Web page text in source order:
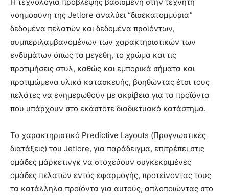
νοημοσύνη της Jetlore αναλύει “δισεκατομμύρια”
δεδομένα πελατών και δεδομένα προϊόντων,
συμπεριλαμβανομένων των χαρακτηριστικών των
ενδυμάτων όπως τα μεγέθη, το χρώμα και τις
προτιμήσεις στυλ, καθώς και εμπορικά σήματα και
προτιμώμενα υλικά κατασκευής, βοηθώντας έτσι τους
πελάτες να ενημερωθούν με ακρίβεια για τα προϊόντα
που υπάρχουν στο εκάστοτε διαδικτυακό κατάστημα.
Το χαρακτηριστικό Predictive Layouts (Προγνωστικές
διατάξεις) του Jetlore, για παράδειγμα, επιτρέπει στις
ομάδες μάρκετινγκ να στοχεύουν συγκεκριμένες
ομάδες πελατών εντός εφαρμογής, προτείνοντας τους
τα κατάλληλα προϊόντα για αυτούς, απλοποιώντας στο